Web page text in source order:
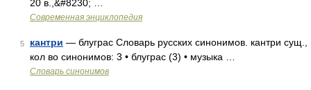
20 в.,&#8230; …
Современная энциклопедия
5 кантри — блуграс Словарь русских синонимов. кантри сущ.,
кол во синонимов: 3 • блуграс (3) • музыка …
Словарь синонимов